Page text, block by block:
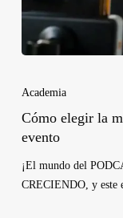
Academia
Cómo elegir la
evento
¡El mundo del
CRECIENDO, y este